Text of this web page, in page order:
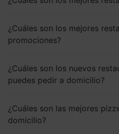
¿Cuáles son los mejores
promociones?
¿Cuáles son los nuevos
puedes pedir a domicilio?
¿Cuáles son las mejores
domicilio?